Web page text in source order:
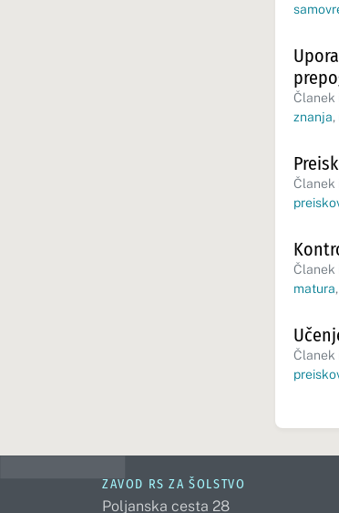
Članek
znanja,
Članek
Članek
matura,
Članek
ZAVOD RS ZA ŠOLSTVO
Poljanska cesta 28